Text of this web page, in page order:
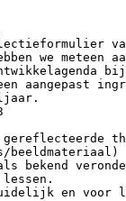
we
aangepast
bekend
en voor